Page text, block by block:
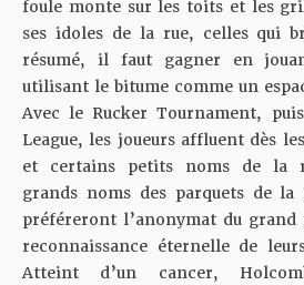
foule monte sur les toits et les
ses idoles de la rue, celles qui
résumé, il faut gagner en
utilisant le bitume comme un
Avec le Rucker Tournament,
League, les joueurs affluent dès
et certains petits noms de la
grands noms des parquets de la
préféreront l’anonymat du
reconnaissance éternelle de
Atteint d’un cancer,